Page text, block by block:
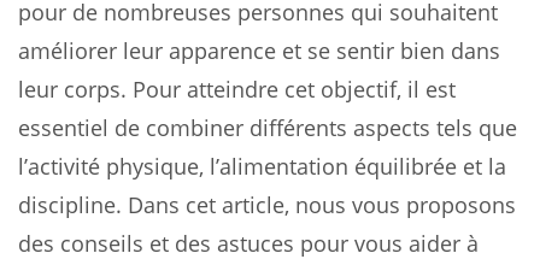
pour de nombreuses personnes qui souhaitent
améliorer leur apparence et se sentir bien dans
leur corps. Pour atteindre cet objectif, il est
essentiel de combiner différents aspects tels que
l’activité physique, l’alimentation équilibrée et la
discipline. Dans cet article, nous vous proposons
des conseils et des astuces pour vous aider à